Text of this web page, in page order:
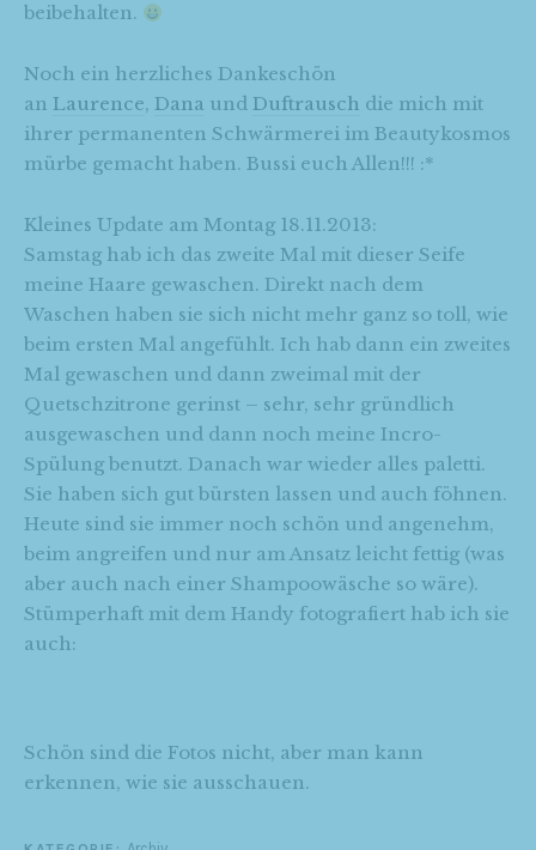
beibehalten.
Noch ein herzliches Dankeschön
an Laurence, Dana und Duftrausch die mich mit
ihrer permanenten Schwärmerei im Beautykosmos
mürbe gemacht haben. Bussi euch Allen!!! :*
Kleines Update am Montag 18.11.2013:
Samstag hab ich das zweite Mal mit dieser Seife
meine Haare gewaschen. Direkt nach dem
Waschen haben sie sich nicht mehr ganz so toll, wie
beim ersten Mal angefühlt. Ich hab dann ein zweites
Mal gewaschen und dann zweimal mit der
Quetschzitrone gerinst – sehr, sehr gründlich
ausgewaschen und dann noch meine Incro-
Spülung benutzt. Danach war wieder alles paletti.
Sie haben sich gut bürsten lassen und auch föhnen.
Heute sind sie immer noch schön und angenehm,
beim angreifen und nur am Ansatz leicht fettig (was
aber auch nach einer Shampoowäsche so wäre).
Stümperhaft mit dem Handy fotografiert hab ich sie
auch:
Schön sind die Fotos nicht, aber man kann
erkennen, wie sie ausschauen.